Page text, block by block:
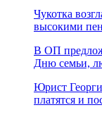
Чукотка
высокими
В ОП
Дню семьи,
Юрист
платятся и